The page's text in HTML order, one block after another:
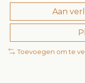
Aan
Toevoegen om te